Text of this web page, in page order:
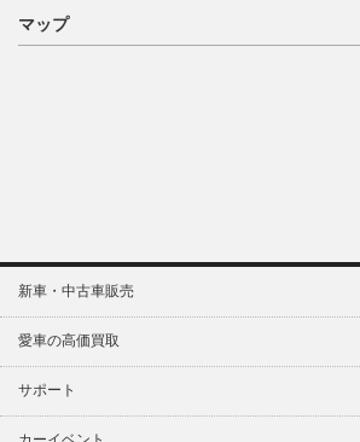
マップ
新車・中古車販売
愛車の高価買取
サポート